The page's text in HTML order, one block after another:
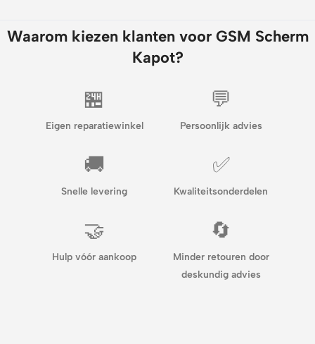
Waarom kiezen klanten voor GSM Scherm
Kapot?
🏪
Eigen reparatiewinkel
💬
Persoonlijk advies
🚚
Snelle levering
✅
Kwaliteitsonderdelen
🤝
Hulp vóór aankoop
🔄
Minder retouren door
deskundig advies